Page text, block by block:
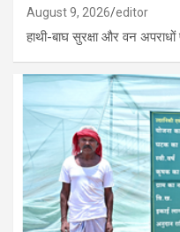
August 9, 2026 editor
हाथी-बाघ सुरक्षा और वन